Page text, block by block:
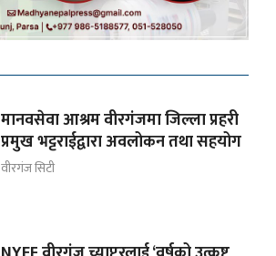
मानवसेवा आश्रम वीरगंजमा जिल्ला प्रहरी
प्रमुख भट्टराईद्वारा अवलोकन तथा सहयोग
वीरगंज सिटी